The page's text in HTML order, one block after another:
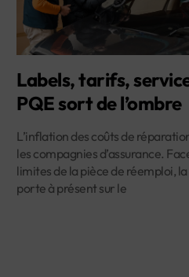
Labels, tarifs,
PQE sort de l’ombre
L’inflation des coûts de
les compagnies d’assurance.
limites de la pièce de réemploi,
porte à présent sur le